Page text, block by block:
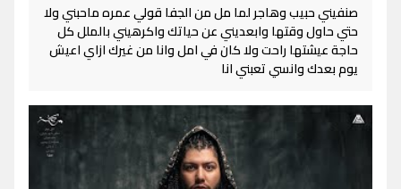
صنفيني حبيب وهاجر لما مل من الجفا قولي عمره ماحبني ولا
حتي حاول وقتها وابعديني عن حياتك واكرهيني بالملل كل
حاجة عيشتها راحت ولا كان في امل وانا من غيرك ازاي اعيش
يوم بعدك وانسي تعبني انا